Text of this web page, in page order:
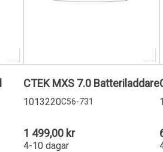
CTEK MXS 7.0 Batteriladdare
1013220C56-731
1 499,00 kr
4-10 dagar